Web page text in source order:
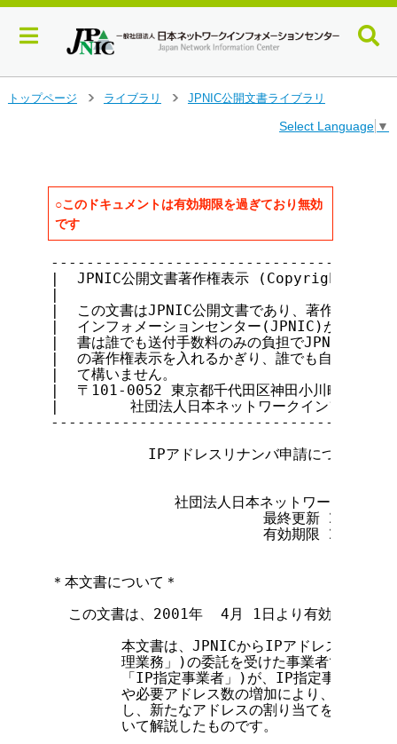
トップページ
ライブラリ
JPNIC公開文書ライブラリ
Select Language ▼
○このドキュメントは有効期限を過ぎており無効
です
|  JPNIC公開文書著作権表示 (Copyright
|
|  この文書はJPNIC公開文書であり、著作権は
|  インフォメーションセンター(JPNIC)が保持
|  書は誰でも送付手数料のみの負担でJPNICか
|  の著作権表示を入れるかぎり、誰でも自由に転
|  て構いません。
|  〒101-0052 東京都千代田区神田小川
|        社団法人日本ネットワークインフォ
IPアドレスリナンバ申請について(IP
社団法人日本ネットワークインフ
最終更新 2001年
有効期限 2001年
＊本文書について＊
この文書は、2001年  4月 1日より有効となりま
本文書は、JPNICからIPアドレス割り当て
理業務」)の委託を受けた事業者であるIP
「IP指定事業者」)が、IP指定事業者自身
や必要アドレス数の増加により、過去に割
し、新たなアドレスの割り当てを同時に行
        いて解説したものです。